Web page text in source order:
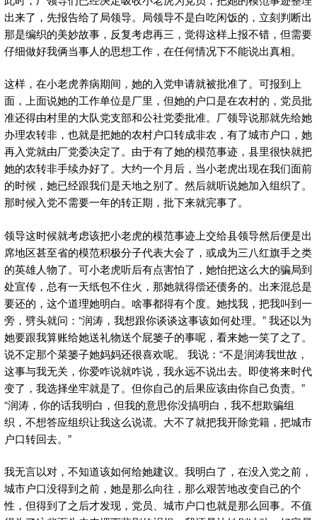
出来了，先报告给了局领导。局领导不是白吃闲饭的，立刻判断出
那是编织的美妙故事，反复考虑再三，觉得这样上报不错，但需要
仔细做好我俩当事人的思想工作，在任何情况下不能说出真相。
这样，在小老虎养病期间，她的入党申请就被批准了。可报到上
面，上面说她的工作单位是厂里，但她的户口是在农村的，党员批
准还得由村里的大队党支部和公社党委批准。厂领导说那就先给她
办理农转非，也就是把她的农村户口转成非农，有了城市户口，她
再入党就由厂党委决定了。由于有了她的模范事迹，县里很快就把
她的农转非手续办好了。大约一个月后，当小老虎出现在我们面前
的时候，她已经跟我们是天地之别了。然后就听说她加入组织了。
那时候入党不需要一年的转正期，批下来就完事了。
领导这时候就考虑该把小老虎的模范事迹上交给县领导然后便是出
席地区甚至省的模范积极分子代表大会了，或成为三八红旗手之类
的英雄人物了。可小老虎听后有点害怕了，她怕把这么大的骗局到
处宣传，总有一天纸包不住火，那她就得偿还债务的。出来混总是
要还的，这个道理她明白。啥事都得有个度。她找我，把我叫到一
旁，劈头就问：“润涛，我想跟你谈谈这事该如何处理。” 我还以为
她要跟我算账给她送礼物送个屁篓子的事呢，看来她一笑了之了。
说不定那个菜篓子她妈妈还很喜欢呢。 我说：“不是润涛我世故，
这事与我无关，你爱咋说就咋说，我永远不说出去。即使将来时代
变了，我选择坐牢就是了。但你自己的后果应该由你自己负责。”
“润涛，你的话我明白，但我的意思你没搞明白，我不想欺骗组
织，不想答应组织让我这么说谎。大不了就把我开除党籍，把城市
户口转回去。”
我无言以对，不知道该如何给她建议。我明白了，在没入党之前，
城市户口没得到之前，她是那么向往，那么艰苦地改变自己的个
性，但得到了之后才发现，党员、城市户口也就是那么回事。不值